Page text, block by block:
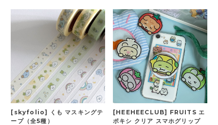
[skyfolio] くも マスキングテ
ープ（全5種）
[HEEHEECLUB] FRUITS エ
ポキシ クリア スマホグリップ